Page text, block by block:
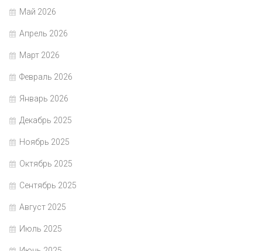
Май 2026
Апрель 2026
Март 2026
Февраль 2026
Январь 2026
Декабрь 2025
Ноябрь 2025
Октябрь 2025
Сентябрь 2025
Август 2025
Июль 2025